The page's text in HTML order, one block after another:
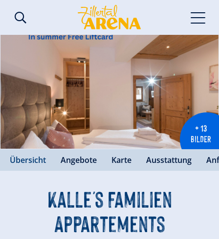
+ 13
BILDER
Übersicht Angebote Karte Ausstattung
Kalle's Familien
Appartements